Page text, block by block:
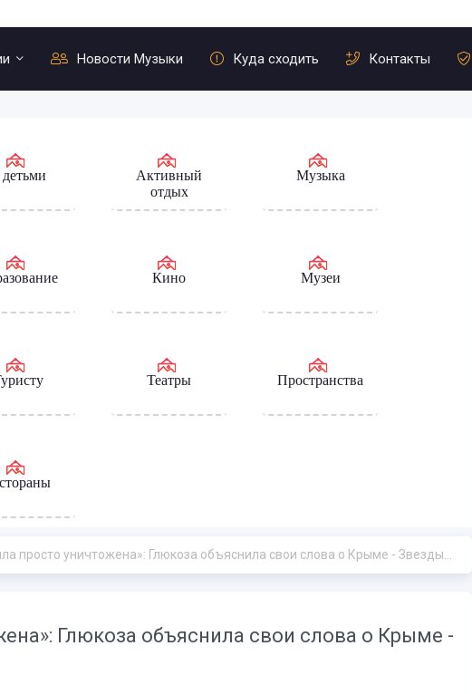
Новости Музыки Куда сходить Контакты
Активный
отдых
Музыка
Кино Музеи
Театры Пространства
уничтожена»: Глюкоза объяснила свои слова о Крыме - Звезды - «Новости Музыки»
Глюкоза объяснила свои слова о Крыме -